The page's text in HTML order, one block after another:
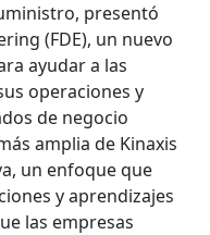
presentó
(FDE), un nuevo
ayudar a las
operaciones y
de negocio
amplia de Kinaxis
un enfoque que
y aprendizajes
las empresas